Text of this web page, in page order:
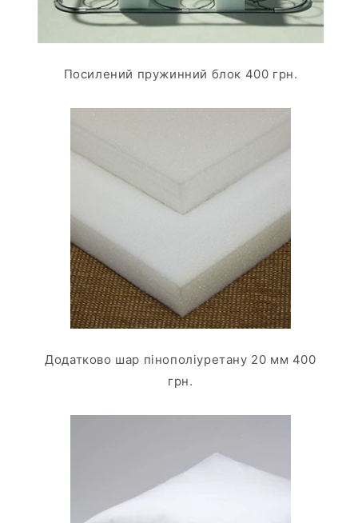
Посилений пружинний блок 400 грн.
Додатково шар пінополіуретану 20 мм 400
грн.